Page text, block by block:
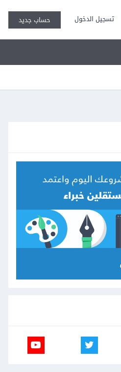
تسجيل الدخول حساب جديد